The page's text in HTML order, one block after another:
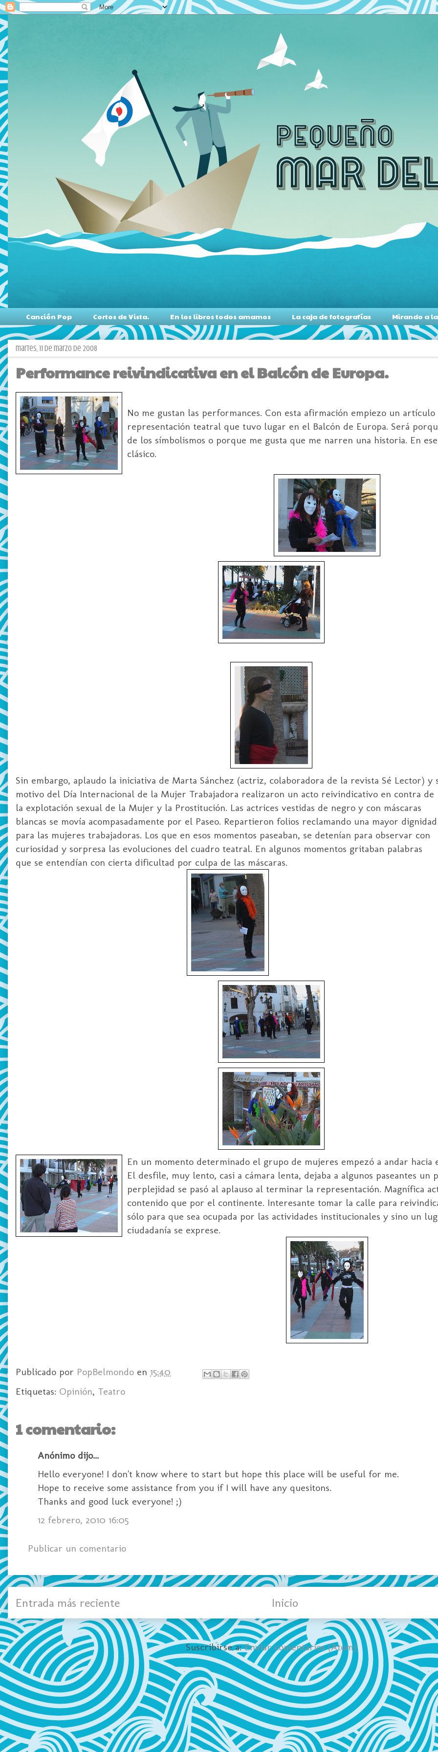
Canción Pop Cortos de Vista. En los libros todos amamos La caja de fotografías Mirando a
martes, 11 de marzo de 2008
Performance reivindicativa en el Balcón de Europa.
No me gustan las performances. Con esta afirmación empiezo un artículo
representación teatral que tuvo lugar en el Balcón de Europa. Será
de los símbolismos o porque me gusta que me narren una historia. En
clásico.
Sin embargo, aplaudo la iniciativa de Marta Sánchez (actriz, colaboradora de la revista Sé Lector) y
motivo del Día Internacional de la Mujer Trabajadora realizaron un acto reivindicativo en contra de
la explotación sexual de la Mujer y la Prostitución. Las actrices vestidas de negro y con máscaras
blancas se movía acompasadamente por el Paseo. Repartieron folios reclamando una mayor dignidad
para las mujeres trabajadoras. Los que en esos momentos paseaban, se detenían para observar con
curiosidad y sorpresa las evoluciones del cuadro teatral. En algunos momentos gritaban palabras
que se entendían con cierta dificultad por culpa de las máscaras.
En un momento determinado el grupo de mujeres empezó a andar hacia
El desfile, muy lento, casi a cámara lenta, dejaba a algunos paseantes un
perplejidad se pasó al aplauso al terminar la representación. Magnífica
contenido que por el continente. Interesante tomar la calle para
sólo para que sea ocupada por las actividades institucionales y sino un
ciudadanía se exprese.
Publicado por PopBelmondo en 15:40
Etiquetas: Opinión, Teatro
1 comentario:
Anónimo dijo...
Hello everyone! I don't know where to start but hope this place will be useful for me.
Hope to receive some assistance from you if I will have any quesitons.
Thanks and good luck everyone! ;)
12 febrero, 2010 16:05
Publicar un comentario
Entrada más reciente Inicio
Suscribirse a:Enviar comentarios (Atom)